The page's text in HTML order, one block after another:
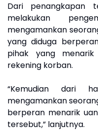
Dari penangkapan
melakukan
mengamankan
yang diduga
pihak yang
rekening korban.
“Kemudian dari
mengamankan
berperan menarik
tersebut,” lanjutnya.